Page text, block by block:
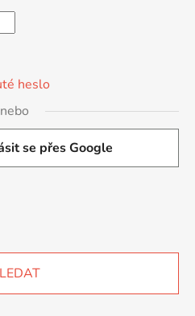
heslo
nebo
se přes Google